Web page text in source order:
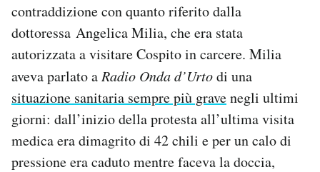
contraddizione con quanto riferito dalla
dottoressa Angelica Milia, che era stata
autorizzata a visitare Cospito in carcere. Milia
aveva parlato a Radio Onda d’Urtodi una
situazione sanitaria sempre più gravenegli ultimi
giorni: dall’inizio della protesta all’ultima visita
medica era dimagrito di 42 chili e per un calo di
pressione era caduto mentre faceva la doccia,